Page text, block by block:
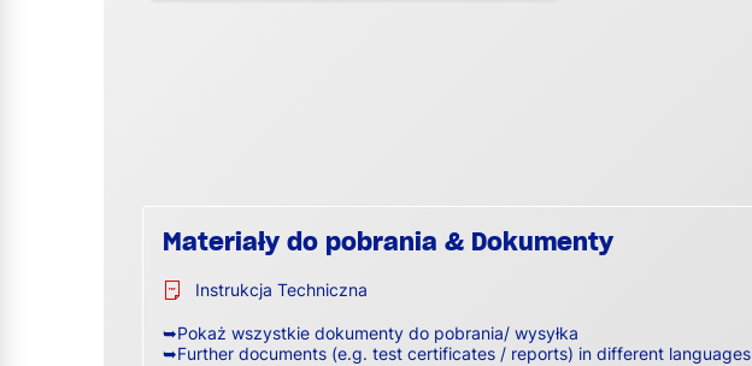
Materiały do pobrania & Dokumenty
Instrukcja Techniczna
➥Pokaż wszystkie dokumenty do pobrania/ wysyłka
➥Further documents (e.g. test certificates / reports) in different languages